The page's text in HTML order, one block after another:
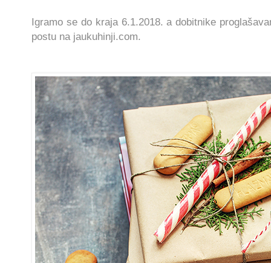
Igramo se do kraja 6.1.2018. a dobitnike
postu na jaukuhinji.com.